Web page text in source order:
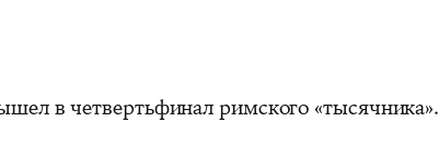
в четвертьфинал римского «тысячника».